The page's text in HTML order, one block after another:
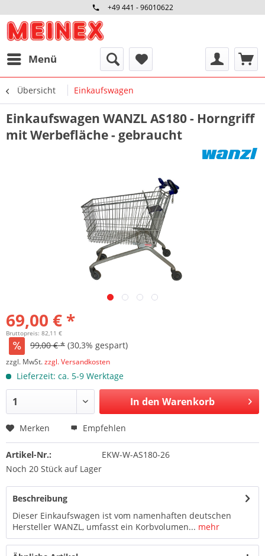
+49 441 - 96010622
Menü
Übersicht Einkaufswagen
Einkaufswagen WANZL AS180 - Horngriff
mit Werbefläche - gebraucht
69,00 € *
Bruttopreis: 82,11 €
99,00 € * (30,3% gespart)
zzgl. MwSt.zzgl. Versandkosten
Lieferzeit: ca. 5-9 Werktage
In den Warenkorb
Merken Empfehlen
Artikel-Nr.:
EKW-W-AS180-26
Noch 20 Stück auf Lager
Beschreibung
Dieser Einkaufswagen ist vom namenhaften deutschen
Hersteller WANZL, umfasst ein Korbvolumen... mehr